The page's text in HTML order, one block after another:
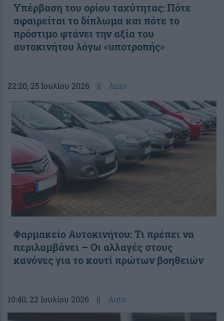
Υπέρβαση του ορίου ταχύτητας: Πότε
αφαιρείται το δίπλωμα και πότε το
πρόστιμο φτάνει την αξία του
αυτοκινήτου λόγω «υποτροπής»
22:20, 25 Ιουλίου 2026 || Auto
Φαρμακείο Αυτοκινήτου: Τι πρέπει να
περιλαμβάνει – Οι αλλαγές στους
κανόνες για το κουτί πρώτων βοηθειών
10:40, 22 Ιουλίου 2026 || Auto